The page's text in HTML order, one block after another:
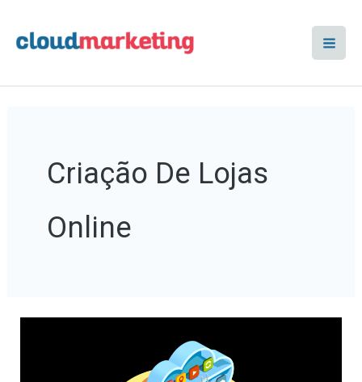
Criação De Lojas
Online
O